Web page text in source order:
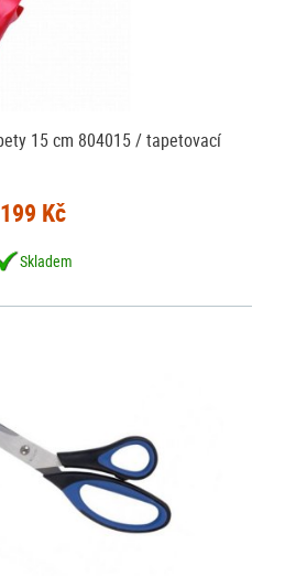
15 cm 804015 / tapetovací
199 Kč
Skladem